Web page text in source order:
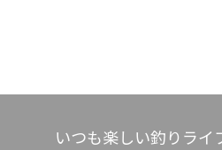
いつも楽しい釣りライ